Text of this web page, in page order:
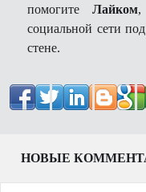
помогите Лайком,
социальной сети
стене.
НОВЫЕ